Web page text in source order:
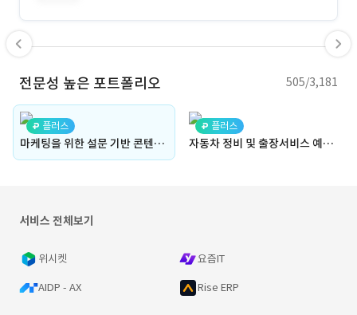
전문성 높은 포트폴리오 505/3,181
플러스
마케팅을 위한 설문 기반 콘텐츠 제공 웹사이트(설문조사, 설문결과, 유형 분석, 바이럴, 다국어, 결과 공유, 참여도, 엔터테인먼트, 홍보, 광고, 질문, 답변, 사용자 유도)
플러스
자동차 정비 및 출장서비스 예약 통합 플랫폼(정비 서비스, 정비 예약, 정비사, 폐쇄형, 쇼핑몰, 타이어, 현장 관리, 생산성, 예약 관리, 예약 데이터, 정비 보고서)
서비스 전체보기
위시켓 요즘IT
AIDP - AX Rise ERP